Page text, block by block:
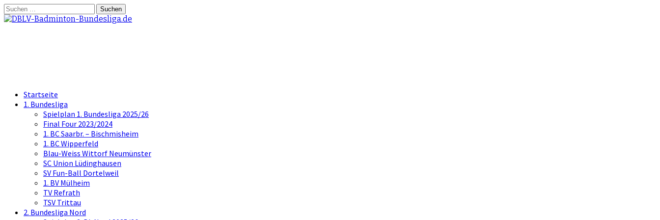
Springe
zum
Suchen
nach:
Startseite
1. Bundesliga
Spielplan 1. Bundesliga 2025/26
Final Four 2023/2024
1. BC Saarbr. – Bischmisheim
1. BC Wipperfeld
Blau-Weiss Wittorf Neumünster
SC Union Lüdinghausen
SV Fun-Ball Dortelweil
1. BV Mülheim
TV Refrath
TSV Trittau
2. Bundesliga Nord